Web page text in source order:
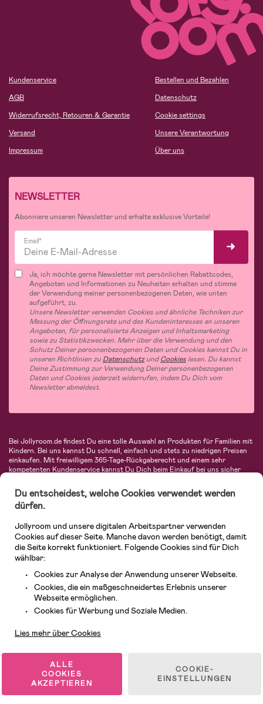
Kundenservice
AGB
Widerrufsrecht, Retouren & Garantie
Versand
Impressum
Bestellen und Bezahlen
Datenschutz
Cookie settings
Unsere Verantwortung
Über uns
NEWSLETTER
Abonniere unseren Newsletter und erhalte exklusive Vorteile!
Email*
Ja, ich möchte gerne Newsletter mit persönlichen Rabattcodes,
Angeboten und Informationen zu Neuheiten erhalten und stimme
der Verwendung meiner personenbezogenen Daten, wie unten
aufgeführt, zu.
Unsere Newsletter verwenden Cookies und ähnliche Techniken zur
Messung der Öffnungsrate und des Kundeninteresses an unseren
Angeboten, für personalisierte Anzeigen und Inhaltsmarketing
sowie zu Statistikzwecken. Mehr über die Verwendung und den
Schutz Deiner personenbezogenen Daten und Cookies kannst Du in
unseren Richtlinien zu DatenschutzundCookies lesen. Du kannst
Deine Zustimmung zur Verwendung Deiner personenbezogenen
Daten und Cookies jederzeit widerrufen, indem Du Dich vom
Newsletter abmeldest.
Bei Jollyroom.de findest Du eine tolle Auswahl an Produkten für Familien mit
Kindern. Bei uns kannst Du schnell, einfach und stets zu niedrigen Preisen
einkaufen. Mit freiwilligem 365-Tage-Rückgaberecht und einem sehr
kompetenten Kundenservice kannst Du Dich beim Einkauf bei uns sicher
Autositze, Kinder- und Babymode, Produkte für Mütter und eine Menge
fantastischer Einrichtungsgegenstände, Spielsachen, Babyprodukte und
vieles mehr. Wir haben Produkte von bekannten Herstellern wie Britax, Maxi-
Avent, Jack Wolfskin, Cybex, LEGO und vielen mehr. Schau Dich um in
unserer vielfältigen Online-Boutique für Kinder & Babys. Willkommen!
© 2026 Jollyroom GmbH. Alle Rechte vorbehalten.
Du entscheidest, welche Cookies verwendet werden
dürfen.
Jollyroom und unsere digitalen Arbeitspartner verwenden
Cookies auf dieser Seite. Manche davon werden benötigt, damit
die Seite korrekt funktioniert. Folgende Cookies sind für Dich
wählbar:
Cookies zur Analyse der Anwendung unserer Webseite.
Cookies, die ein maßgeschneidertes Erlebnis unserer
Webseite ermöglichen.
Cookies für Werbung und Soziale Medien.
Lies mehr über Cookies
ALLE
COOKIES
AKZEPTIEREN
COOKIE-
EINSTELLUNGEN